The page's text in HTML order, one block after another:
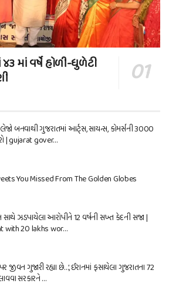
માં વર્ષે હોળી-ધુળેટી
બનવાથી ગુજરાતમાં આર્ટ્સ, સાયન્સ, કોમર્સની 3000
| gujarat gover…
You Missed From The Golden Globes
સાથે ઝડપાયેલા આરોપીને 12 વર્ષની સખ્ત કેદની સજા |
with 20 lakhs wor…
જીવન ગુજારી રહ્યા છે…’, ઈરાનમાં ફસાયેલા ગુજરાતના 72
સરકારને …